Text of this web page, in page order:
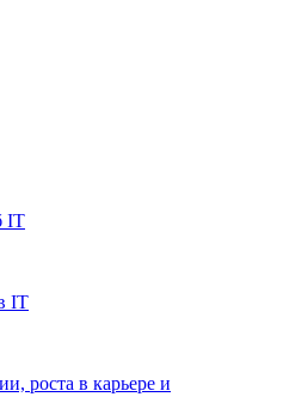
IT
IT
роста в карьере и